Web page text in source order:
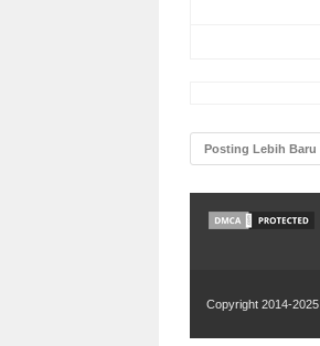
Posting Lebih Baru
Copyright 2014-2025